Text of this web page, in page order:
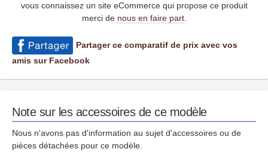
vous connaissez un site eCommerce qui propose ce produit
merci de nous en faire part.
Partager ce comparatif de prix avec vos
amis sur Facebook
Note sur les accessoires de ce modèle
Nous n'avons pas d'information au sujet d'accessoires ou de
pièces détachées pour ce modèle.